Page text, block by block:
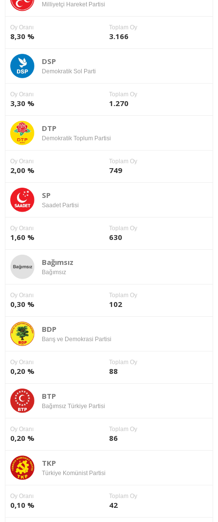
Milliyetçi Hareket Partisi
Oy Oranı
8,30 %
Toplam Oy
3.166
DSP
Demokratik Sol Parti
Oy Oranı
3,30 %
Toplam Oy
1.270
DTP
Demokratik Toplum Partisi
Oy Oranı
2,00 %
Toplam Oy
749
SP
Saadet Partisi
Oy Oranı
1,60 %
Toplam Oy
630
Bağımsız
Bağımsız
Oy Oranı
0,30 %
Toplam Oy
102
BDP
Barış ve Demokrasi Partisi
Oy Oranı
0,20 %
Toplam Oy
88
BTP
Bağımsız Türkiye Partisi
Oy Oranı
0,20 %
Toplam Oy
86
TKP
Türkiye Komünist Partisi
Oy Oranı
0,10 %
Toplam Oy
42